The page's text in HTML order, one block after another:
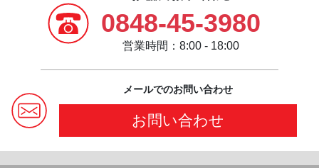
0848-45-3980
営業時間：8:00 - 18:00
メールでのお問い合わせ
お問い合わせ